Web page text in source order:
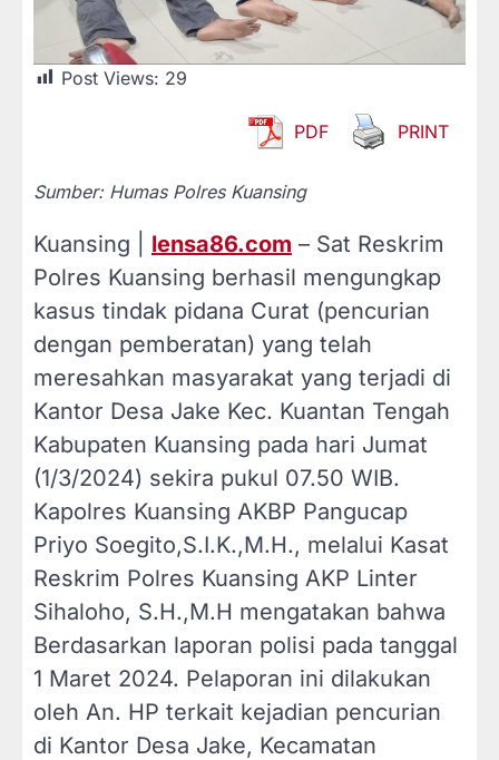
Post Views: 29
PDF PRINT
Sumber: Humas Polres Kuansing
Kuansing | lensa86.com – Sat Reskrim
Polres Kuansing berhasil mengungkap
kasus tindak pidana Curat (pencurian
dengan pemberatan) yang telah
meresahkan masyarakat yang terjadi di
Kantor Desa Jake Kec. Kuantan Tengah
Kabupaten Kuansing pada hari Jumat
(1/3/2024) sekira pukul 07.50 WIB.
Kapolres Kuansing AKBP Pangucap
Priyo Soegito,S.I.K.,M.H., melalui Kasat
Reskrim Polres Kuansing AKP Linter
Sihaloho, S.H.,M.H mengatakan bahwa
Berdasarkan laporan polisi pada tanggal
1 Maret 2024. Pelaporan ini dilakukan
oleh An. HP terkait kejadian pencurian
di Kantor Desa Jake, Kecamatan